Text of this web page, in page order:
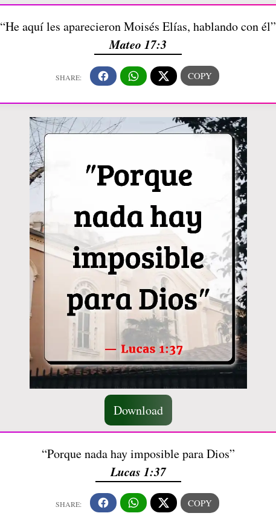
“He aquí les aparecieron Moisés Elías, hablando con él”
Mateo 17:3
Download
“Porque nada hay imposible para Dios”
Lucas 1:37